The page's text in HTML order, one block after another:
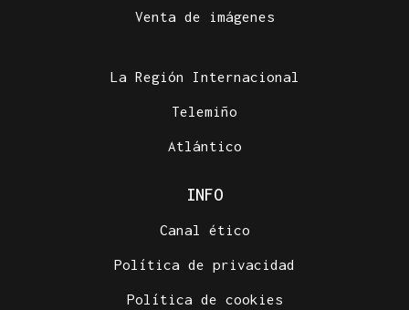
Venta de imágenes
La Región Internacional
Telemiño
Atlántico
INFO
Canal ético
Política de privacidad
Política de cookies